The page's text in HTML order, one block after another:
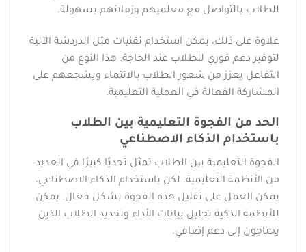
للطلاب بالتواصل مع معلميهم وزملائهم بسهولة.
علاوة على ذلك، يمكن استخدام تقنيات مثل الدردشة الآلية
لتوفير دعم فوري للطلاب عند الحاجة. هذا النوع من
التفاعل يعزز من شعور الطلاب بالانتماء ويشجعهم على
المشاركة الفعالة في العملية التعليمية.
الحد من الفجوة التعليمية بين الطلاب
باستخدام الذكاء الاصطناعي
الفجوة التعليمية بين الطلاب تمثل تحديًا كبيرًا في العديد
من الأنظمة التعليمية. لكن باستخدام الذكاء الاصطناعي،
يمكن العمل على تقليل هذه الفجوة بشكل فعال. يمكن
للأنظمة الذكية تحليل بيانات الأداء وتحديد الطلاب الذين
يحتاجون إلى دعم إضافي.